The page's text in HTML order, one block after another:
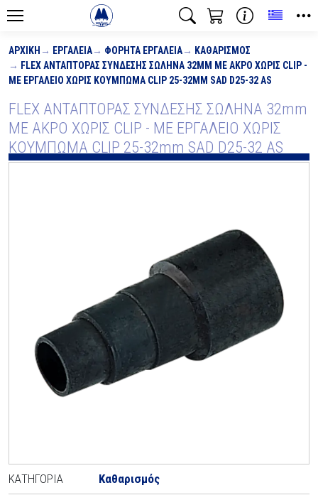
ΑΡΧΙΚΉ ΕΡΓΑΛΕΊΑ ΦΟΡΗΤΆ ΕΡΓΑΛΕΊΑ
ΚΑΘΑΡΙΣΜΌΣ
FLEX ΑΝΤΑΠΤΟΡΑΣ ΣΥΝΔΕΣΗΣ ΣΩΛΗΝΑ 32MM ΜΕ ΑΚΡΟ ΧΩΡΙΣ CLIP -
ΜΕ ΕΡΓΑΛΕΙΟ ΧΩΡΙΣ ΚΟΥΜΠΩΜΑ CLIP 25-32MM SAD D25-32 AS
FLEX ΑΝΤΑΠΤΟΡΑΣ ΣΥΝΔΕΣΗΣ ΣΩΛΗΝΑ 32mm
ΜΕ ΑΚΡΟ ΧΩΡΙΣ CLIP - ΜΕ ΕΡΓΑΛΕΙΟ ΧΩΡΙΣ
ΚΟΥΜΠΩΜΑ CLIP 25-32mm SAD D25-32 AS
ΚΑΤΗΓΟΡΊΑ Καθαρισμός